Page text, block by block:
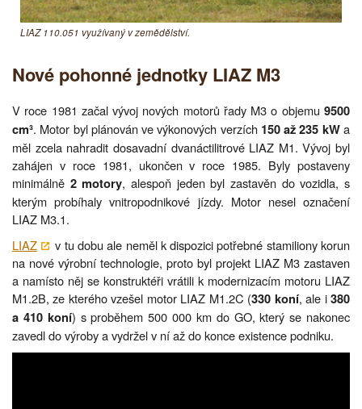
LIAZ 110.051 využívaný v zemědělství.
Nové pohonné jednotky LIAZ M3
V roce 1981 začal vývoj nových motorů řady M3 o objemu 9500
cm³. Motor byl plánován ve výkonových verzích 150 až 235 kWa
měl zcela nahradit dosavadní dvanáctilitrové LIAZ M1. Vývoj byl
zahájen v roce 1981, ukončen v roce 1985. Byly postaveny
minimálně 2 motory, alespoň jeden byl zastavěn do vozidla, s
kterým probíhaly vnitropodnikové jízdy. Motor nesel označení
LIAZ M3.1.
LIAZ
v tu dobu ale neměl k dispozici potřebné stamiliony korun
na nové výrobní technologie, proto byl projekt LIAZ M3 zastaven
a namísto něj se konstruktéři vrátili k modernizacím motoru LIAZ
M1.2B, ze kterého vzešel motor LIAZ M1.2C (330 koní, ale i380
a 410 koní) s proběhem 500 000 km do GO, který se nakonec
zavedl do výroby a vydržel v ní až do konce existence podniku.